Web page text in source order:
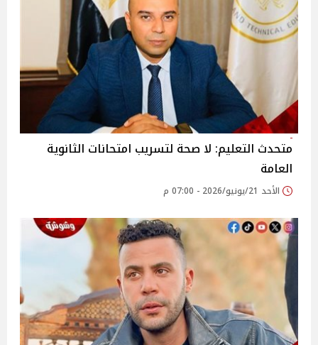
متحدث التعليم: لا صحة لتسريب امتحانات الثانوية
العامة
الأحد 21/يونيو/2026 - 07:00 م